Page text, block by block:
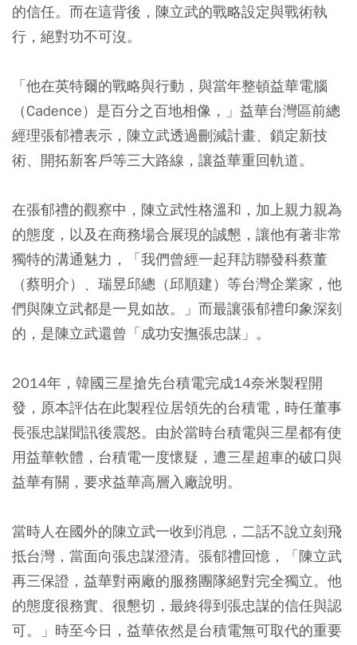
的信任。而在這背後，陳立武的戰略設定與戰術執
行，絕對功不可沒。
「他在英特爾的戰略與行動，與當年整頓益華電腦
（Cadence）是百分之百地相像，」益華台灣區前總
經理張郁禮表示，陳立武透過刪減計畫、鎖定新技
術、開拓新客戶等三大路線，讓益華重回軌道。
在張郁禮的觀察中，陳立武性格溫和，加上親力親為
的態度，以及在商務場合展現的誠懇，讓他有著非常
獨特的溝通魅力，「我們曾經一起拜訪聯發科蔡董
（蔡明介）、瑞昱邱總（邱順建）等台灣企業家，他
們與陳立武都是一見如故。」而最讓張郁禮印象深刻
的，是陳立武還曾「成功安撫張忠謀」。
2014年，韓國三星搶先台積電完成14奈米製程開
發，原本評估在此製程位居領先的台積電，時任董事
長張忠謀聞訊後震怒。由於當時台積電與三星都有使
用益華軟體，台積電一度懷疑，遭三星超車的破口與
益華有關，要求益華高層入廠說明。
當時人在國外的陳立武一收到消息，二話不說立刻飛
抵台灣，當面向張忠謀澄清。張郁禮回憶，「陳立武
再三保證，益華對兩廠的服務團隊絕對完全獨立。他
的態度很務實、很懇切，最終得到張忠謀的信任與認
可。」時至今日，益華依然是台積電無可取代的重要